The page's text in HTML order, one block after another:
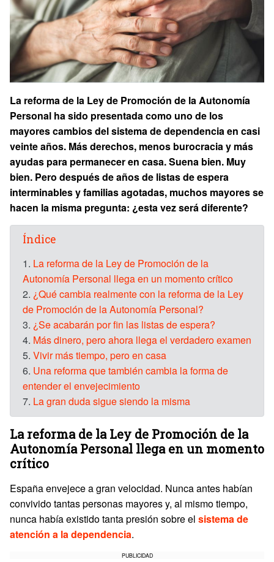
La reforma de la Ley de Promoción de la Autonomía
Personal ha sido presentada como uno de los
mayores cambios del sistema de dependencia en casi
veinte años. Más derechos, menos burocracia y más
ayudas para permanecer en casa. Suena bien. Muy
bien. Pero después de años de listas de espera
interminables y familias agotadas, muchos mayores se
hacen la misma pregunta: ¿esta vez será diferente?
Índice
1. La reforma de la Ley de Promoción de la
Autonomía Personal llega en un momento crítico
2. ¿Qué cambia realmente con la reforma de la Ley
de Promoción de la Autonomía Personal?
3. ¿Se acabarán por fin las listas de espera?
4. Más dinero, pero ahora llega el verdadero examen
5. Vivir más tiempo, pero en casa
6. Una reforma que también cambia la forma de
entender el envejecimiento
7. La gran duda sigue siendo la misma
La reforma de la Ley de Promoción de la
Autonomía Personal llega en un momento
crítico
España envejece a gran velocidad. Nunca antes habían
convivido tantas personas mayores y, al mismo tiempo,
nunca había existido tanta presión sobre el sistema de
atención a la dependencia.
PUBLICIDAD